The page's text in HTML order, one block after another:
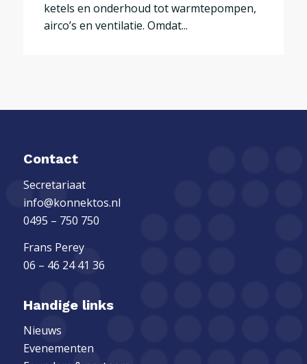
ketels en onderhoud tot warmtepompen,
airco’s en ventilatie. Omdat...
Contact
Secretariaat
info@konnektos.nl
0495 – 750 750
Frans Perey
06 – 46 24 41 36
Handige links
Nieuws
Evenementen